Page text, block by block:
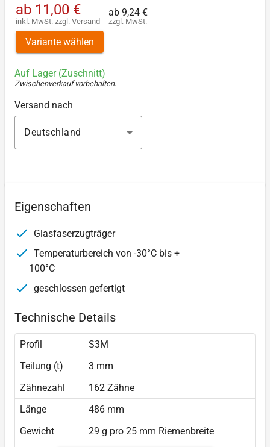
ab 11,00 €
inkl. MwSt. zzgl. Versand
ab 9,24 €
zzgl. MwSt.
Variante wählen
Auf Lager (Zuschnitt)
Zwischenverkauf vorbehalten.
Versand nach
Deutschland
Eigenschaften
Glasfaserzugträger
Temperaturbereich von -30°C bis +
100°C
geschlossen gefertigt
Technische Details
Profil
S3M
Teilung (t)
3 mm
Zähnezahl
162 Zähne
Länge
486 mm
Gewicht
29 g pro 25 mm Riemenbreite